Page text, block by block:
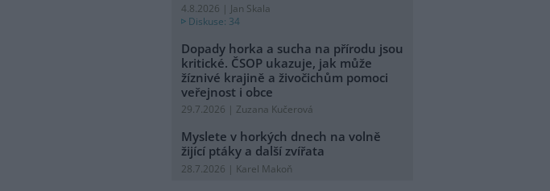
4.8.2026 | Jan Skala
Diskuse: 34
Dopady horka a sucha na přírodu jsou
kritické. ČSOP ukazuje, jak může
žíznivé krajině a živočichům pomoci
veřejnost i obce
29.7.2026 | Zuzana Kučerová
Myslete v horkých dnech na volně
žijící ptáky a další zvířata
28.7.2026 | Karel Makoň